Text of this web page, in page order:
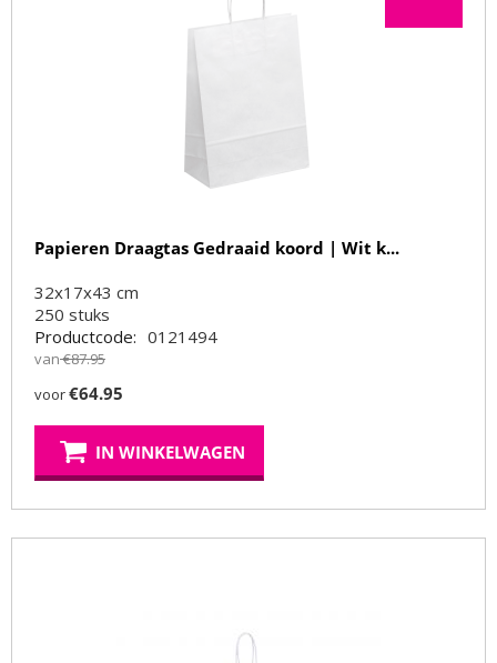
Papieren Draagtas Gedraaid koord | Wit k...
32x17x43 cm
250 stuks
Productcode: 0121494
van €87.95
voor€64.95
IN WINKELWAGEN